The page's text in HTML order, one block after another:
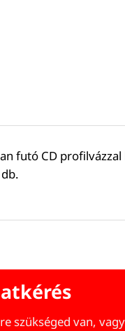
futó CD
szükséged van,